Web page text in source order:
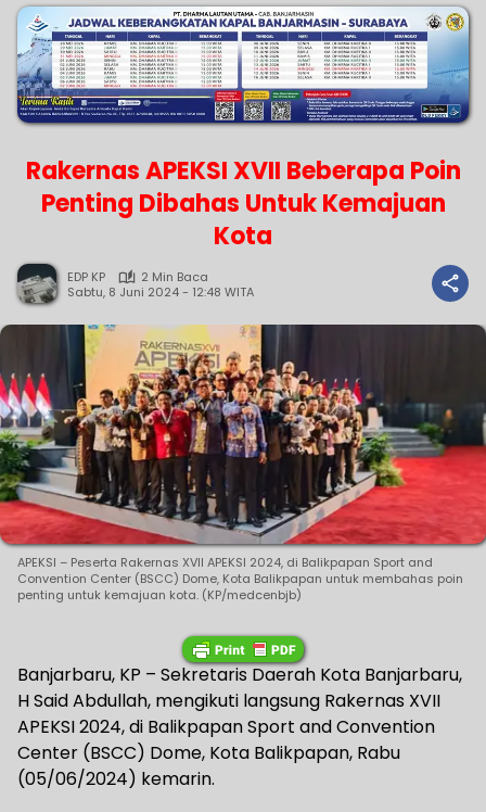
Rakernas APEKSI XVII Beberapa Poin
Penting Dibahas Untuk Kemajuan
Kota
EDP KP
2 Min Baca
Sabtu, 8 Juni 2024 - 12:48 WITA
APEKSI – Peserta Rakernas XVII APEKSI 2024, di Balikpapan Sport and
Convention Center (BSCC) Dome, Kota Balikpapan untuk membahas poin
penting untuk kemajuan kota. (KP/medcenbjb)
Banjarbaru, KP – Sekretaris Daerah Kota Banjarbaru,
H Said Abdullah, mengikuti langsung Rakernas XVII
APEKSI 2024, di Balikpapan Sport and Convention
Center (BSCC) Dome, Kota Balikpapan, Rabu
(05/06/2024) kemarin.